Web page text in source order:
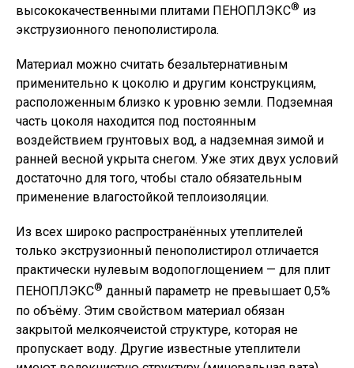
высококачественными плитами ПЕНОПЛЭКС® из
экструзионного пенополистирола.
Материал можно считать безальтернативным
применительно к цоколю и другим конструкциям,
расположенным близко к уровню земли. Подземная
часть цоколя находится под постоянным
воздействием грунтовых вод, а надземная зимой и
ранней весной укрыта снегом. Уже этих двух условий
достаточно для того, чтобы стало обязательным
применение влагостойкой теплоизоляции.
Из всех широко распространённых утеплителей
только экструзионный пенополистирол отличается
практически нулевым водопоглощением — для плит
ПЕНОПЛЭКС® данный параметр не превышает 0,5%
по объёму. Этим свойством материал обязан
закрытой мелкоячеистой структуре, которая не
пропускает воду. Другие известные утеплители